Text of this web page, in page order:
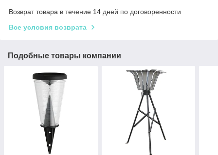
Возврат товара в течение 14 дней по договоренности
Все условия возврата
Подобные товары компании